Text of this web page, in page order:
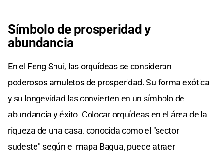
Símbolo de prosperidad y
abundancia
En el Feng Shui, las orquídeas se consideran
poderosos amuletos de prosperidad. Su forma exótica
y su longevidad las convierten en un símbolo de
abundancia y éxito. Colocar orquídeas en el área de la
riqueza de una casa, conocida como el "sector
sudeste" según el mapa Bagua, puede atraer